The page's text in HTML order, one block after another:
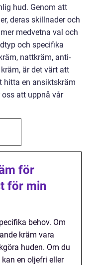
hud. Genom att
deras skillnader och
medvetna val och
och specifika
nattkräm, anti-
är det värt att
hitta en ansiktskräm
att uppnå vår
för
för min
behov. Om
kräm vara
huden. Om du
en oljefri eller